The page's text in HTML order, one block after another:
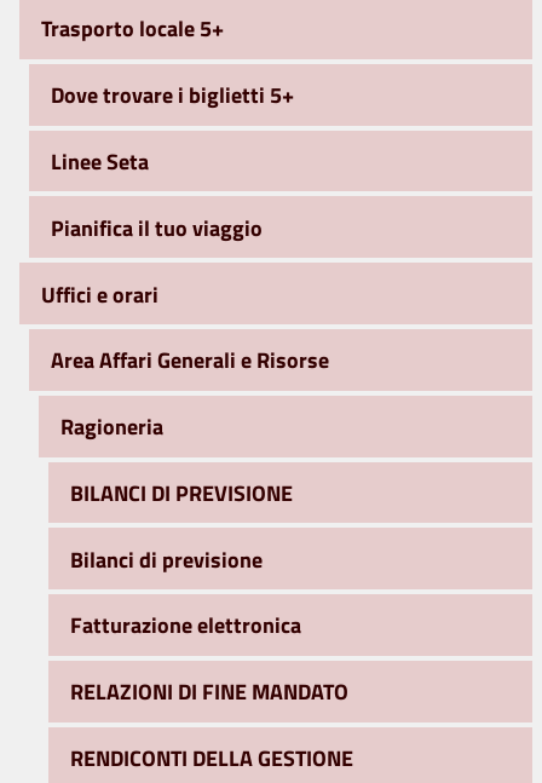
Trasporto locale 5+
Dove trovare i biglietti 5+
Linee Seta
Pianifica il tuo viaggio
Uffici e orari
Area Affari Generali e Risorse
Ragioneria
BILANCI DI PREVISIONE
Bilanci di previsione
Fatturazione elettronica
RELAZIONI DI FINE MANDATO
RENDICONTI DELLA GESTIONE